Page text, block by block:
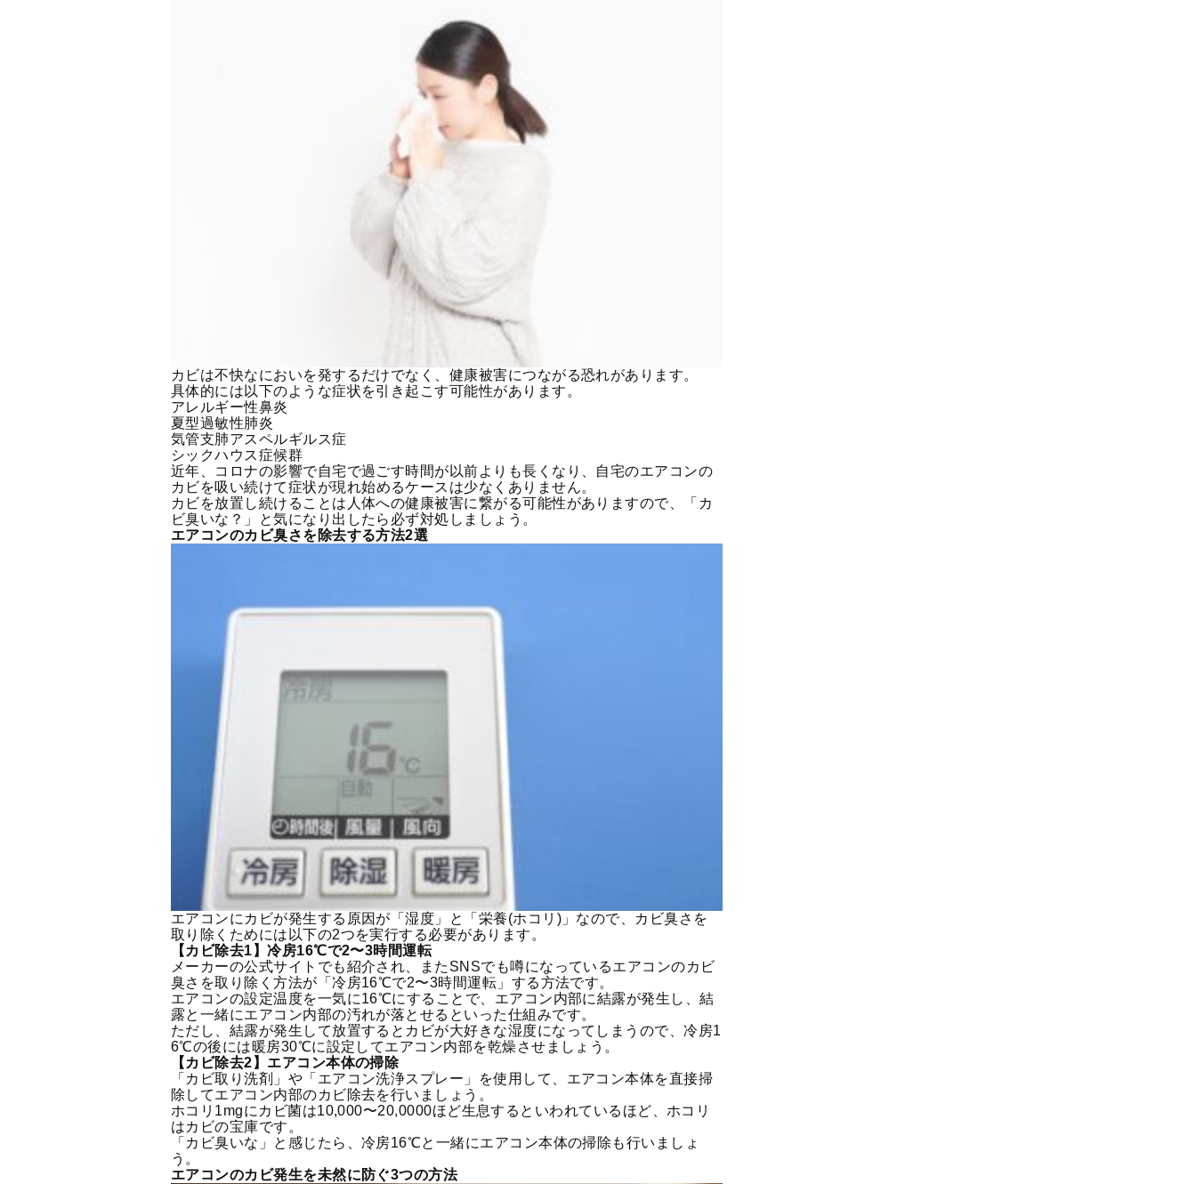
カビは不快なにおいを発するだけでなく、健康被害につながる恐れがあります。
具体的には以下のような症状を引き起こす可能性があります。
アレルギー性鼻炎
夏型過敏性肺炎
気管支肺アスペルギルス症
シックハウス症候群
近年、コロナの影響で自宅で過ごす時間が以前よりも長くなり、自宅のエアコンの
カビを吸い続けて症状が現れ始めるケースは少なくありません。
カビを放置し続けることは人体への健康被害に繋がる可能性がありますので、「カ
ビ臭いな？」と気になり出したら必ず対処しましょう。
エアコンのカビ臭さを除去する方法2選
エアコンにカビが発生する原因が「湿度」と「栄養(ホコリ)」なので、カビ臭さを
取り除くためには以下の2つを実行する必要があります。
【カビ除去1】冷房16℃で2〜3時間運転
メーカーの公式サイトでも紹介され、またSNSでも噂になっているエアコンのカビ
臭さを取り除く方法が「冷房16℃で2〜3時間運転」する方法です。
エアコンの設定温度を一気に16℃にすることで、エアコン内部に結露が発生し、結
露と一緒にエアコン内部の汚れが落とせるといった仕組みです。
ただし、結露が発生して放置するとカビが大好きな湿度になってしまうので、冷房1
6℃の後には暖房30℃に設定してエアコン内部を乾燥させましょう。
【カビ除去2】エアコン本体の掃除
「カビ取り洗剤」や「エアコン洗浄スプレー」を使用して、エアコン本体を直接掃
除してエアコン内部のカビ除去を行いましょう。
ホコリ1mgにカビ菌は10,000〜20,0000ほど生息するといわれているほど、ホコリ
はカビの宝庫です。
「カビ臭いな」と感じたら、冷房16℃と一緒にエアコン本体の掃除も行いましょ
う。
エアコンのカビ発生を未然に防ぐ3つの方法